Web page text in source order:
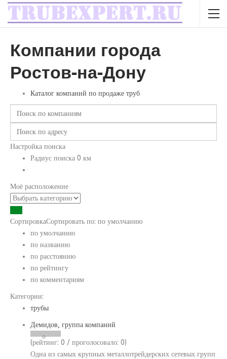
Компании города
Ростов-на-Дону
Каталог компаний по продаже труб
Настройка поиска
Радиус поиска 0 км
Моё расположение
СортировкаСортировать по: по умолчанию
по умолчанию
по названию
по расстоянию
по рейтингу
по комментариям
Категории:
трубы
Демидов, группа компаний
(рейтинг: 0 / проголосовало: 0)
Одна из самых крупных металлотрейдерских сетевых групп